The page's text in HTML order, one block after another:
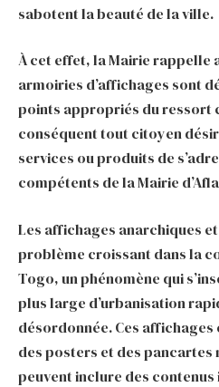
sabotent la beauté de la ville.
À cet effet, la Mairie rappelle
armoiries d’affichages sont
points appropriés du ressort
conséquent tout citoyen
services ou produits de
compétents de la Mairie
Les affichages anarchiques
problème croissant dans la
Togo, un phénomène qui
plus large d’urbanisation
désordonnée. Ces
des posters et des pancartes
peuvent inclure des